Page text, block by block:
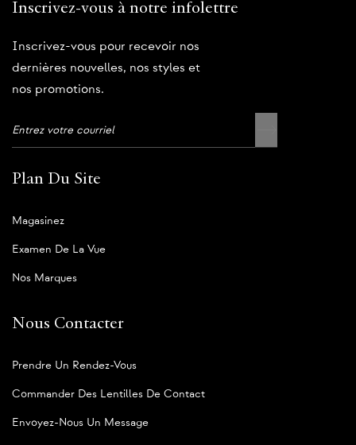
Inscrivez-vous à notre infolettre
Inscrivez-vous pour recevoir nos
dernières nouvelles, nos styles et
nos promotions.
Plan Du Site
Magasinez
Examen De La Vue
Nos Marques
Nous Contacter
Prendre Un Rendez-Vous
Commander Des Lentilles De Contact
Envoyez-Nous Un Message